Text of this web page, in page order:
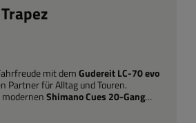
mit demGudereit LC-70 evo
Partner für Alltag und Touren.
modernenShimano Cues 20-Gang